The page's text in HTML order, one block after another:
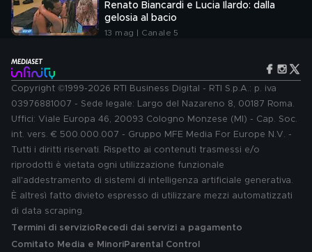
Renato Biancardi e Lucia Ilardo: dalla
gelosia al bacio
13 mag | Canale 5
Copyright ©1999-2026 RTI Business Digital - RTI S.p.A.: p. iva
03976881007 - Sede legale: Largo del Nazareno 8, 00187 Roma.
Uffici: Viale Europa 46, 20093 Cologno Monzese (MI) - Cap. Soc.
int. vers. € 500.000.007 - Gruppo MFE Media For Europe N.V. -
Tutti i diritti riservati. Rispetto ai contenuti trasmessi e/o
riprodotti è vietata ogni utilizzazione funzionale
all'addestramento di sistemi di intelligenza artificiale generativa.
È altresì fatto divieto espresso di utilizzare mezzi automatizzati
di data scraping.
Termini di servizio Recedi dai servizi a pagamento
Comitato Media e MinoriParental Control